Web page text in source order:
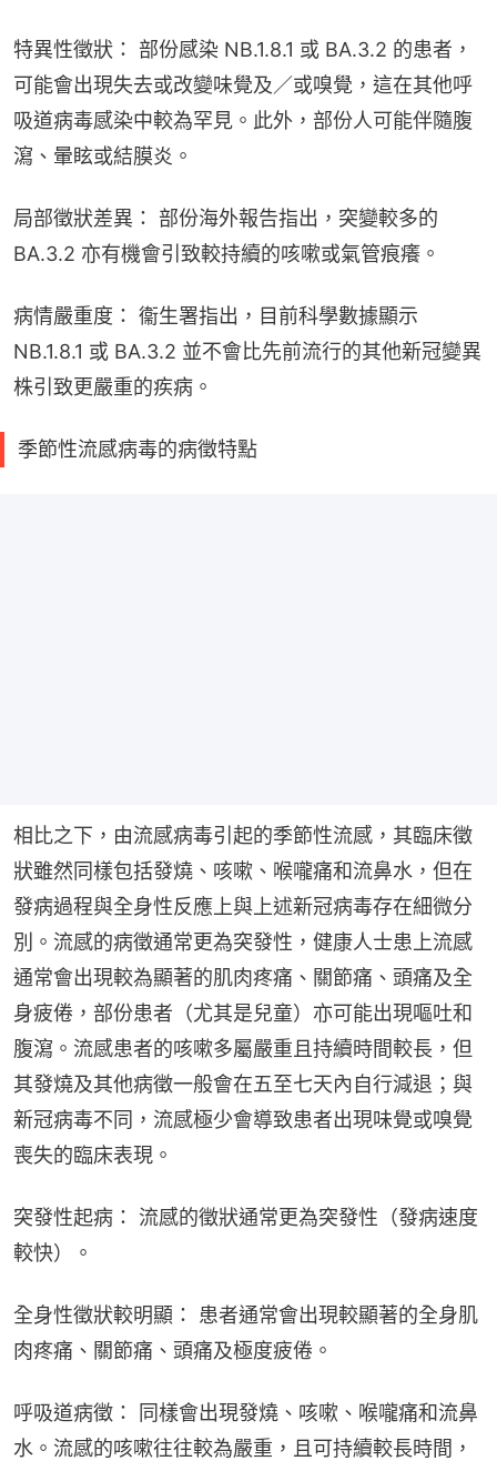
特異性徵狀： 部份感染 NB.1.8.1 或 BA.3.2 的患者，
可能會出現失去或改變味覺及／或嗅覺，這在其他呼
吸道病毒感染中較為罕見。此外，部份人可能伴隨腹
瀉、暈眩或結膜炎。
局部徵狀差異： 部份海外報告指出，突變較多的
BA.3.2 亦有機會引致較持續的咳嗽或氣管痕癢。
病情嚴重度： 衞生署指出，目前科學數據顯示
NB.1.8.1 或 BA.3.2 並不會比先前流行的其他新冠變異
株引致更嚴重的疾病。
季節性流感病毒的病徵特點
相比之下，由流感病毒引起的季節性流感，其臨床徵
狀雖然同樣包括發燒、咳嗽、喉嚨痛和流鼻水，但在
發病過程與全身性反應上與上述新冠病毒存在細微分
別。流感的病徵通常更為突發性，健康人士患上流感
通常會出現較為顯著的肌肉疼痛、關節痛、頭痛及全
身疲倦，部份患者（尤其是兒童）亦可能出現嘔吐和
腹瀉。流感患者的咳嗽多屬嚴重且持續時間較長，但
其發燒及其他病徵一般會在五至七天內自行減退；與
新冠病毒不同，流感極少會導致患者出現味覺或嗅覺
喪失的臨床表現。
突發性起病： 流感的徵狀通常更為突發性（發病速度
較快）。
全身性徵狀較明顯： 患者通常會出現較顯著的全身肌
肉疼痛、關節痛、頭痛及極度疲倦。
呼吸道病徵： 同樣會出現發燒、咳嗽、喉嚨痛和流鼻
水。流感的咳嗽往往較為嚴重，且可持續較長時間，